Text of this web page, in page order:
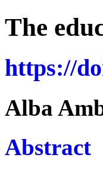
The
https://
Alba
Abstract